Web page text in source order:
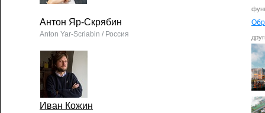
Антон Яр-Скрябин
Anton Yar-Scriabin / Россия
Иван Кожин